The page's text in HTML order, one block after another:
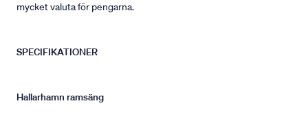
mycket valuta för pengarna.
SPECIFIKATIONER
Hallarhamn ramsäng